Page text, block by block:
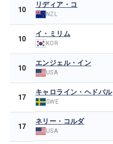
10
リディア・コ
NZL
10
イ・ミリム
KOR
10
エンジェル・イン
USA
17
キャロライン・ヘドバル
SWE
17
ネリー・コルダ
USA